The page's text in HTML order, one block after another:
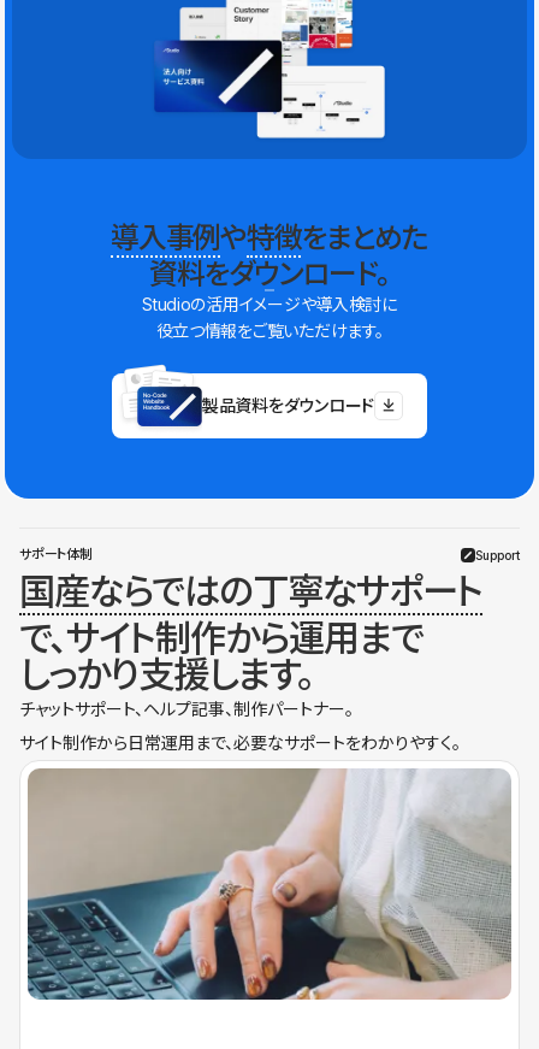
導入事例や特徴をまとめた
資料をダウンロード。
Studioの活用イメージや導入検討に
役立つ情報をご覧いただけます。
製品資料をダウンロード
サポート体制 Support
国産ならではの丁寧なサポート
で、サイト制作から運用まで
しっかり支援します。
チャットサポート、ヘルプ記事、制作パートナー。
サイト制作から日常運用まで、必要なサポートをわかりやすく。